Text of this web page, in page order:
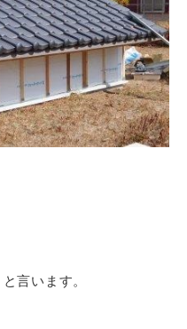
言います。